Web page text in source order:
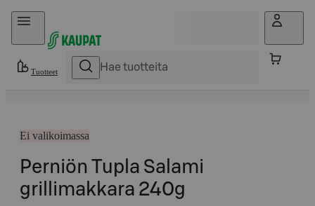
Hyppää sisältöön
Tuotteet
Ei valikoimassa
Perniön Tupla Salami
grillimakkara 240g